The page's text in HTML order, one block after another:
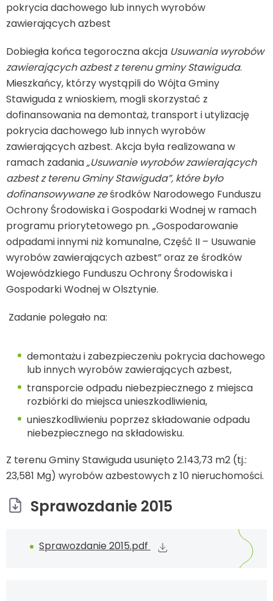
pokrycia dachowego lub innych wyrobów
zawierających azbest
Dobiegła końca tegoroczna akcja Usuwania wyrobów
zawierających azbest z terenu gminy Stawiguda.
Mieszkańcy, którzy wystąpili do Wójta Gminy
Stawiguda z wnioskiem, mogli skorzystać z
dofinansowania na demontaż, transport i utylizację
pokrycia dachowego lub innych wyrobów
zawierających azbest. Akcja była realizowana w
ramach zadania„Usuwanie wyrobów zawierających
azbest z terenu Gminy Stawiguda”, które było
dofinansowywane ześrodków Narodowego Funduszu
Ochrony Środowiska i Gospodarki Wodnej w ramach
programu priorytetowego pn. „Gospodarowanie
odpadami innymi niż komunalne, Część II – Usuwanie
wyrobów zawierających azbest” oraz ze środków
Wojewódzkiego Funduszu Ochrony Środowiska i
Gospodarki Wodnej w Olsztynie.
Zadanie polegało na:
demontażu i zabezpieczeniu pokrycia dachowego
lub innych wyrobów zawierających azbest,
transporcie odpadu niebezpiecznego z miejsca
rozbiórki do miejsca unieszkodliwienia,
unieszkodliwieniu poprzez składowanie odpadu
niebezpiecznego na składowisku.
Z terenu Gminy Stawiguda usunięto 2.143,73 m2 (tj.:
23,581 Mg) wyrobów azbestowych z 10 nieruchomości.
Sprawozdanie 2015
Sprawozdanie 2015.pdf